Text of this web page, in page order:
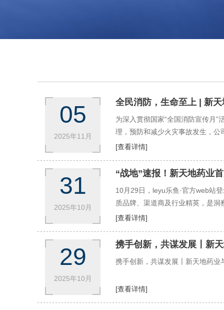
05
2025年11月
全民消防，生命至上 | 新
为深入贯彻国家“全国消防宣传月
理，预防和减少火灾事故发生，
防，生命至上”的核心主题，将“
[查看详情]
31
2025年10月
“战地”速报！新天地药业
10月29日，leyu乐鱼·官方web站
质品牌、渠道商及行业精英，是
[查看详情]
29
2025年10月
携手创新，共谋发展〡新
携手创新，共谋发展〡新天地药
[查看详情]